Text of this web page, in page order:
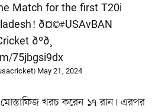
Match for the first T20i
ð¤©#USAvBAN
ðºð¸
75jbgsi9dx
May 21, 2024
খরচ করেন ১৭ রান। এরপর